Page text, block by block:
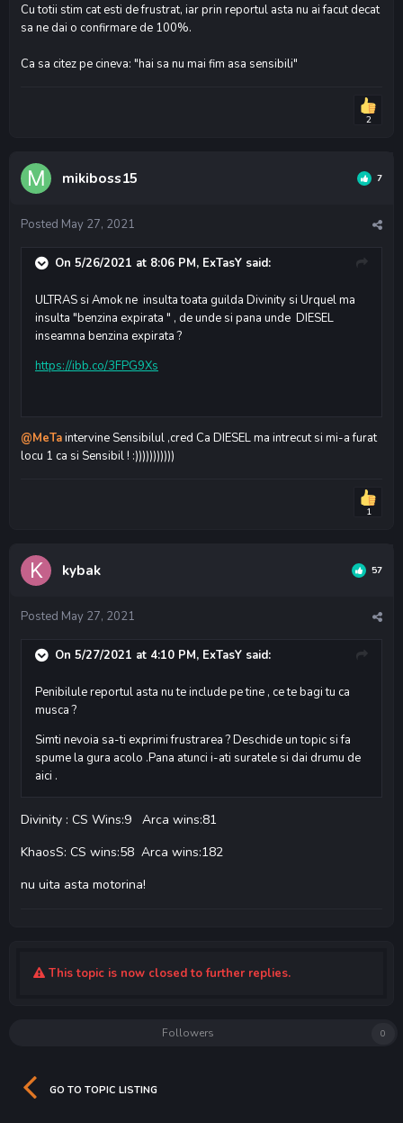
Cu totii stim cat esti de frustrat, iar prin reportul asta nu ai facut decat
sa ne dai o confirmare de 100%.
Ca sa citez pe cineva: "hai sa nu mai fim asa sensibili"
2
mikiboss15 7
Posted May 27, 2021
On 5/26/2021 at 8:06 PM, ExTasY said:
ULTRAS si Amok ne insulta toata guilda Divinity si Urquel ma
insulta "benzina expirata " , de unde si pana unde DIESEL
inseamna benzina expirata ?
https://ibb.co/3FPG9Xs
@MeTaintervine Sensibilul ,cred Ca DIESEL ma intrecut si mi-a furat
locu 1 ca si Sensibil ! :)))))))))))
1
kybak 57
Posted May 27, 2021
On 5/27/2021 at 4:10 PM, ExTasY said:
Penibilule reportul asta nu te include pe tine , ce te bagi tu ca
musca ?
Simti nevoia sa-ti exprimi frustrarea ? Deschide un topic si fa
spume la gura acolo .Pana atunci i-ati suratele si dai drumu de
aici .
Divinity : CS Wins:9 Arca wins:81
KhaosS: CS wins:58 Arca wins:182
nu uita asta motorina!
This topic is now closed to further replies.
Followers 0
GO TO TOPIC LISTING